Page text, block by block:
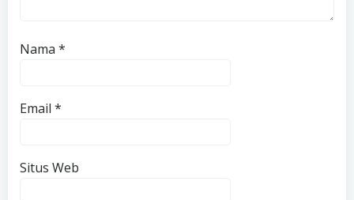
Nama *
Email *
Situs Web